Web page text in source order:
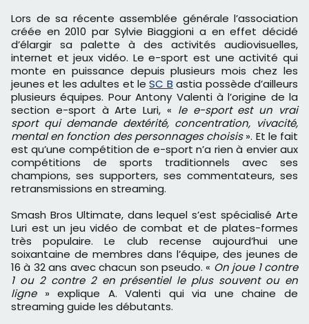
Lors de sa récente assemblée générale l’association
créée en 2010 par Sylvie Biaggioni a en effet décidé
d’élargir sa palette à des activités audiovisuelles,
internet et jeux vidéo. Le e-sport est une activité qui
monte en puissance depuis plusieurs mois chez les
jeunes et les adultes et leSC B astia possède d’ailleurs
plusieurs équipes. Pour Antony Valenti à l’origine de la
section e-sport à Arte Luri, « le e-sport est un vrai
sport qui demande dextérité, concentration, vivacité,
mental en fonction des personnages choisis». Et le fait
est qu’une compétition de e-sport n’a rien à envier aux
compétitions de sports traditionnels avec ses
champions, ses supporters, ses commentateurs, ses
retransmissions en streaming.
Smash Bros Ultimate, dans lequel s’est spécialisé Arte
Luri est un jeu vidéo de combat et de plates-formes
très populaire. Le club recense aujourd’hui une
soixantaine de membres dans l’équipe, des jeunes de
16 à 32 ans avec chacun son pseudo. « On joue 1 contre
1 ou 2 contre 2 en présentiel le plus souvent ou en
ligne» explique A. Valenti qui via une chaine de
streaming guide les débutants.